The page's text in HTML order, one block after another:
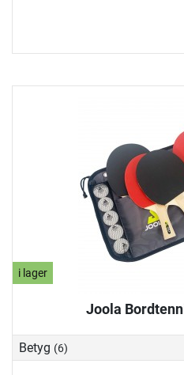
i lager
Joola
Betyg (6)